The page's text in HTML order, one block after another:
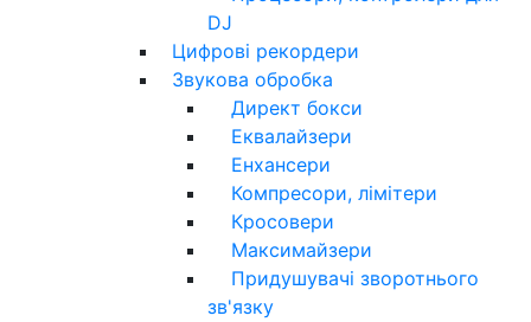
DJ
Цифрові рекордери
Звукова обробка
Директ бокси
Еквалайзери
Енхансери
Компресори, лімітери
Кросовери
Максимайзери
Придушувачі зворотнього
зв'язку